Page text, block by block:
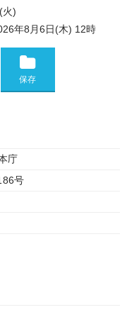
火)
年8月6日(木) 12時
庁
号